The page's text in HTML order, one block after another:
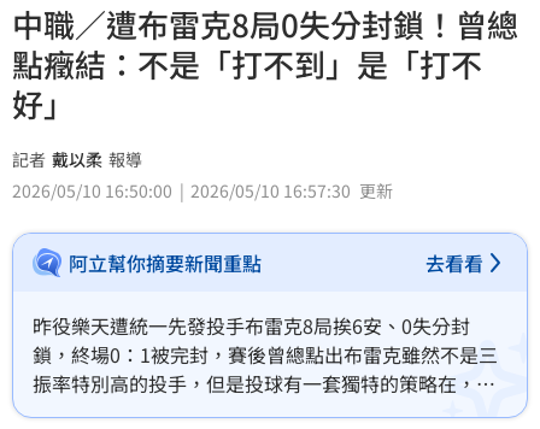
中職／遭布雷克8局0失分封鎖！曾總
點癥結：不是「打不到」是「打不
好」
記者 戴以柔 報導
2026/05/10 16:50:00
2026/05/10 16:57:30 更新
阿立幫你摘要新聞重點 去看看
昨役樂天遭統一先發投手布雷克8局挨6安、0失分封
鎖，終場0：1被完封，賽後曾總點出布雷克雖然不是三
振率特別高的投手，但是投球有一套獨特的策略在，就
是有辦法讓猿隊「打不好」。